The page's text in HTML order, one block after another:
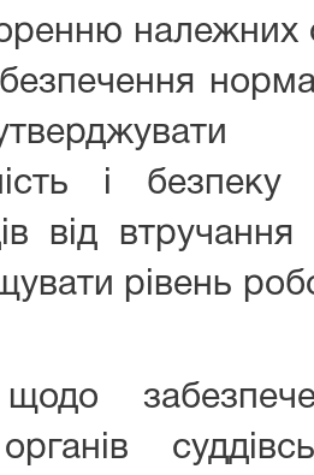
належних
і безпеку
від
рівень